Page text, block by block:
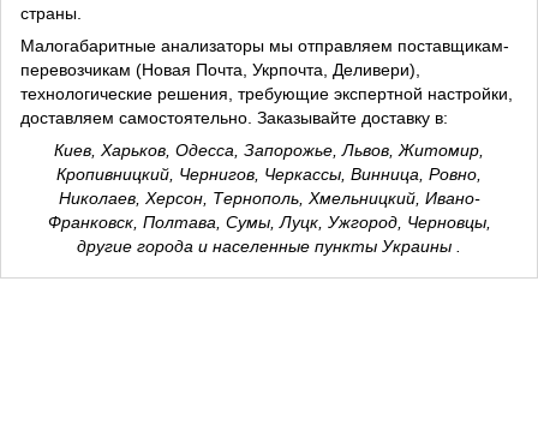
страны.
Малогабаритные анализаторы мы отправляем поставщикам-
перевозчикам (Новая Почта, Укрпочта, Деливери),
технологические решения, требующие экспертной настройки,
доставляем самостоятельно. Заказывайте доставку в:
Киев, Харьков, Одесса, Запорожье, Львов, Житомир,
Кропивницкий, Чернигов, Черкассы, Винница, Ровно,
Николаев, Херсон, Тернополь, Хмельницкий, Ивано-
Франковск, Полтава, Сумы, Луцк, Ужгород, Черновцы,
другие города и населенные пункты Украины .